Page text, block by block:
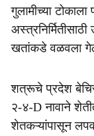
गुलामीच्या
खतांकडे वळवला
शत्रूचे प्रदेश
२-४-D नावाने
शेतकऱ्यांपासून